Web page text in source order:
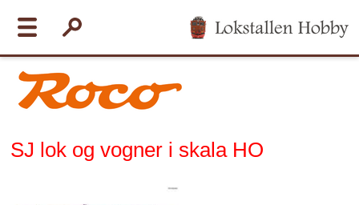
SJ lok og vogner i skala HO